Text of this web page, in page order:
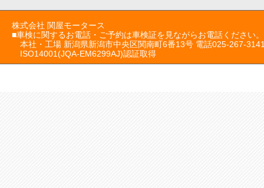
株式会社 関屋モータース
■車検に関するお電話・ご予約は車検証を見ながらお電話ください。
本社・工場 新潟県新潟市中央区関南町6番13号 電話025-267-
ISO14001(JQA-EM6299AJ)認証取得